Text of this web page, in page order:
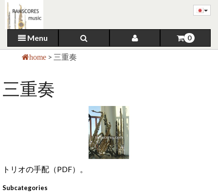
Menu 0
home > 三重奏
三重奏
トリオの手配（PDF）。
Subcategories